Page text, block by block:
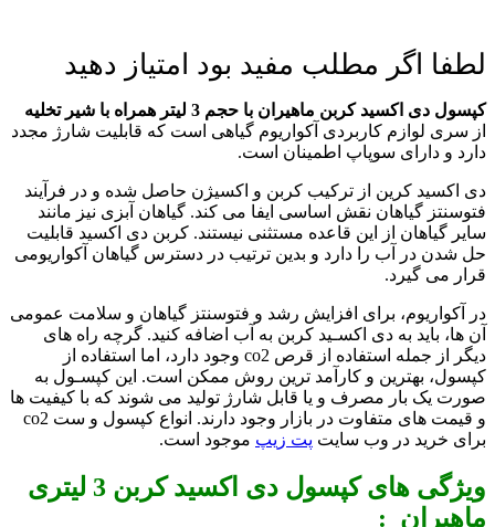
لطفا اگر مطلب مفید بود امتیاز دهید
کپسول دی اکسید کربن ماهیران با حجم 3 لیتر همراه با شیر تخلیه
از سری لوازم کاربردی آکواریوم گیاهی است که قابلیت شارژ مجدد
دارد و دارای سوپاپ اطمینان است.
دی اکسید کرین از ترکیب کربن و اکسیژن حاصل شده و در فرآیند
فتوسنتز گیاهان نقش اساسی ایفا می کند. گیاهان آبزی نیز مانند
سایر گیاهان از این قاعده مستثنی نیستند. کربن دی اکسید قابلیت
حل شدن در آب را دارد و بدین ترتیب در دسترس گیاهان آکواریومی
قرار می گیرد.
در آکواریوم، برای افزایش رشد و فتوسنتز گیاهان و سلامت عمومی
آن ها، باید به دی اکسـید کربن به آب اضافه کنید. گرچه راه های
دیگر از جمله استفاده از قرص co2 وجود دارد، اما استفاده از
کپسول، بهترین و کارآمد ترین روش ممکن است. این کپسـول به
صورت یک بار مصرف و یا قابل شارژ تولید می شوند که با کیفیت ها
و قیمت های متفاوت در بازار وجود دارند. انواع کپسول و ست co2
برای خرید در وب سایت پت زیپ موجود است.
ویژگی های کپسول دی اکسید کربن 3 لیتری
ماهیران :